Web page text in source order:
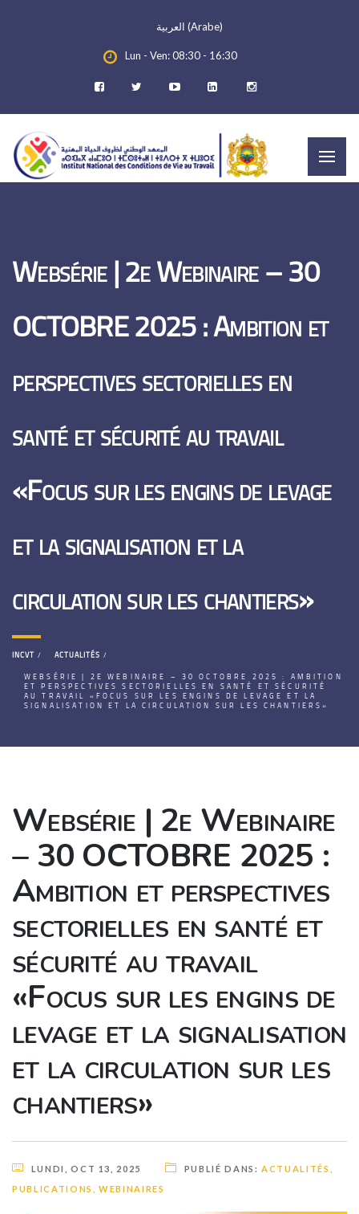
العربية (Arabe)
Lun - Ven: 08:30 - 16:30
Websérie | 2e Webinaire – 30
OCTOBRE 2025 : Ambition et
perspectives sectorielles en
santé et sécurité au travail
«Focus sur les engins de levage
et la signalisation et la
circulation sur les chantiers»
INCVT
ACTUALITÉS
WEBSÉRIE | 2E WEBINAIRE – 30 OCTOBRE 2025 : AMBITION
ET PERSPECTIVES SECTORIELLES EN SANTÉ ET SÉCURITÉ
AU TRAVAIL «FOCUS SUR LES ENGINS DE LEVAGE ET LA
SIGNALISATION ET LA CIRCULATION SUR LES CHANTIERS»
Websérie | 2e Webinaire
– 30 OCTOBRE 2025 :
Ambition et perspectives
sectorielles en santé et
sécurité au travail
«Focus sur les engins de
levage et la signalisation
et la circulation sur les
chantiers»
LUNDI, OCT 13, 2025 PUBLIÉ DANS:ACTUALITÉS
PUBLICATIONS
,WEBINAIRES